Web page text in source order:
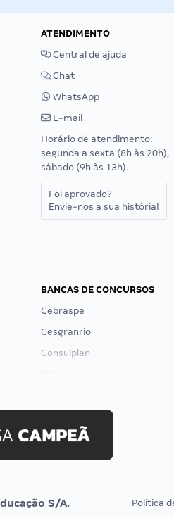
ATENDIMENTO
Central de ajuda
Chat
WhatsApp
E-mail
Horário de atendimento:
segunda a sexta (8h às 20h),
sábado (9h às 13h).
Foi aprovado?
Envie-nos a sua história!
BANCAS DE CONCURSOS
Cebraspe
Cesgranrio
Consulplan
Selecon
Uniase
Vunesp
S/A.
Política